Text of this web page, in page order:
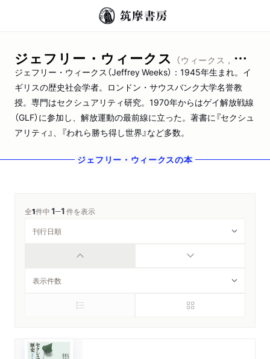
ジェフリー・ウィークス （ウィークス，ジェフリー）
ジェフリー・ウィークス（Jeffrey Weeks）：1945年生まれ。イ
ギリスの歴史社会学者。ロンドン・サウスバンク大学名誉教
授。専門はセクシュアリティ研究。1970年からはゲイ解放戦線
（GLF）に参加し、解放運動の最前線に立った。著書に『セクシュ
アリティ』、『われら勝ち得し世界』など多数。
ジェフリー・ウィークスの本
全1件中1─1件を表示